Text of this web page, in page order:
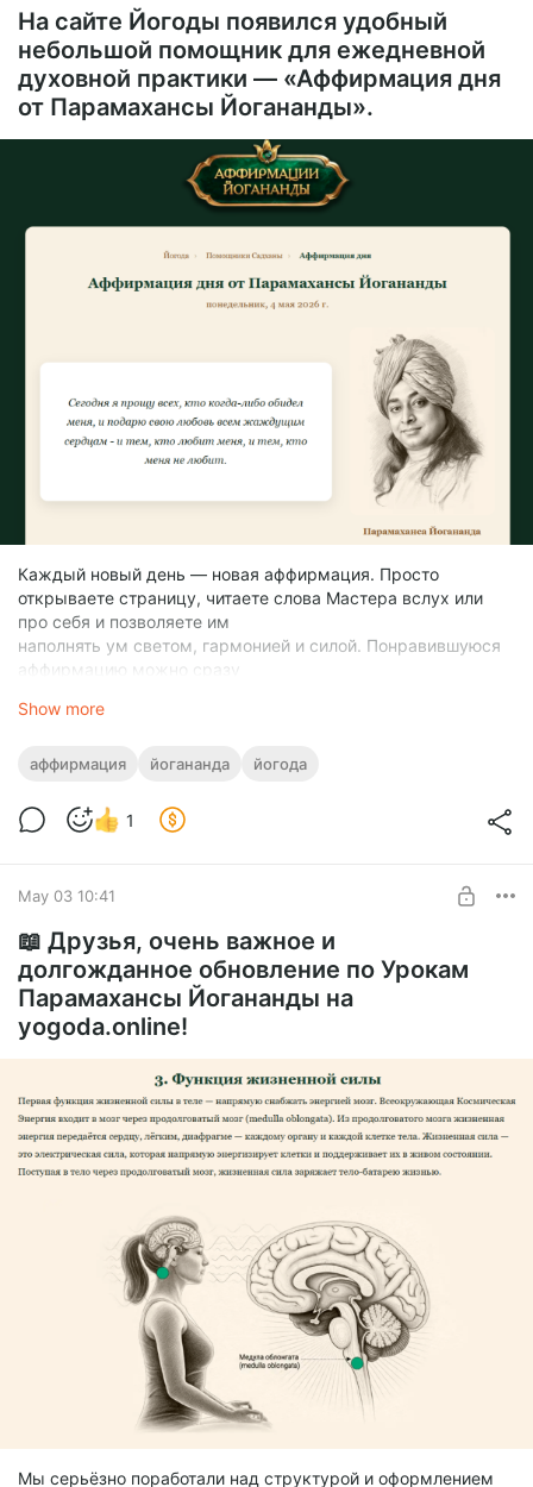
На сайте Йогоды появился удобный
небольшой помощник для ежедневной
духовной практики — «Аффирмация дня
от Парамахансы Йогананды».
Каждый новый день — новая аффирмация. Просто
открываете страницу, читаете слова Мастера вслух или
про себя и позволяете им
наполнять ум светом, гармонией и силой. Понравившуюся
аффирмацию можно сразу
👉 Перейти к Аффирмации дня:
Сохраните в закладки, чтобы не пропускать.
исцеляющие
аффирмации» Парамахансы Йогананды. Теперь читать
• Красивая тёмная тема
• Регулировка размера шрифта
• Удобное оглавление
• Сохранение закладок — можно прерваться и вернуться
точно на нужное место
• Распечатать отдельную главу или всю книгу
Show more
аффирмация йогананда йогода
1
May 03 10:41
📖 Друзья, очень важное и
долгожданное обновление по Урокам
Парамахансы Йогананды на
yogoda.online!
Мы серьёзно поработали над структурой и оформлением